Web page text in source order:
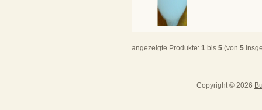
angezeigte Produkte: 1 bis 5 (von 5
Copyright © 2026